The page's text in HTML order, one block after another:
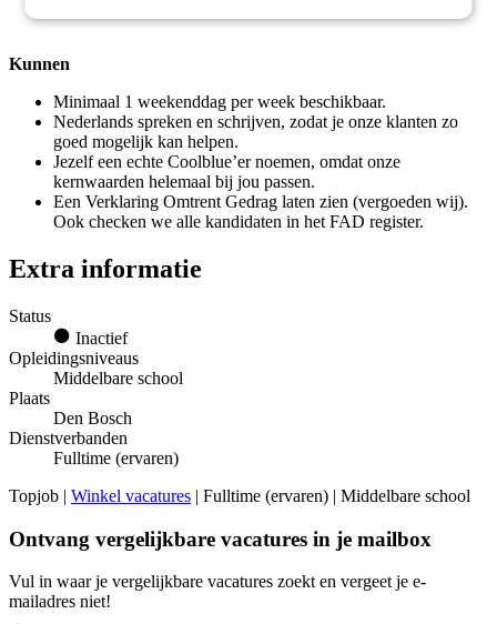
Kunnen
Minimaal 1 weekenddag per week beschikbaar.
Nederlands spreken en schrijven, zodat je onze klanten zo
goed mogelijk kan helpen.
Jezelf een echte Coolblue’er noemen, omdat onze
kernwaarden helemaal bij jou passen.
Een Verklaring Omtrent Gedrag laten zien (vergoeden wij).
Ook checken we alle kandidaten in het FAD register.
Extra informatie
Status
Inactief
Opleidingsniveaus
Middelbare school
Plaats
Den Bosch
Dienstverbanden
Fulltime (ervaren)
Topjob | Winkel vacatures | Fulltime (ervaren) | Middelbare school
Ontvang vergelijkbare vacatures in je mailbox
Vul in waar je vergelijkbare vacatures zoekt en vergeet je e-
mailadres niet!